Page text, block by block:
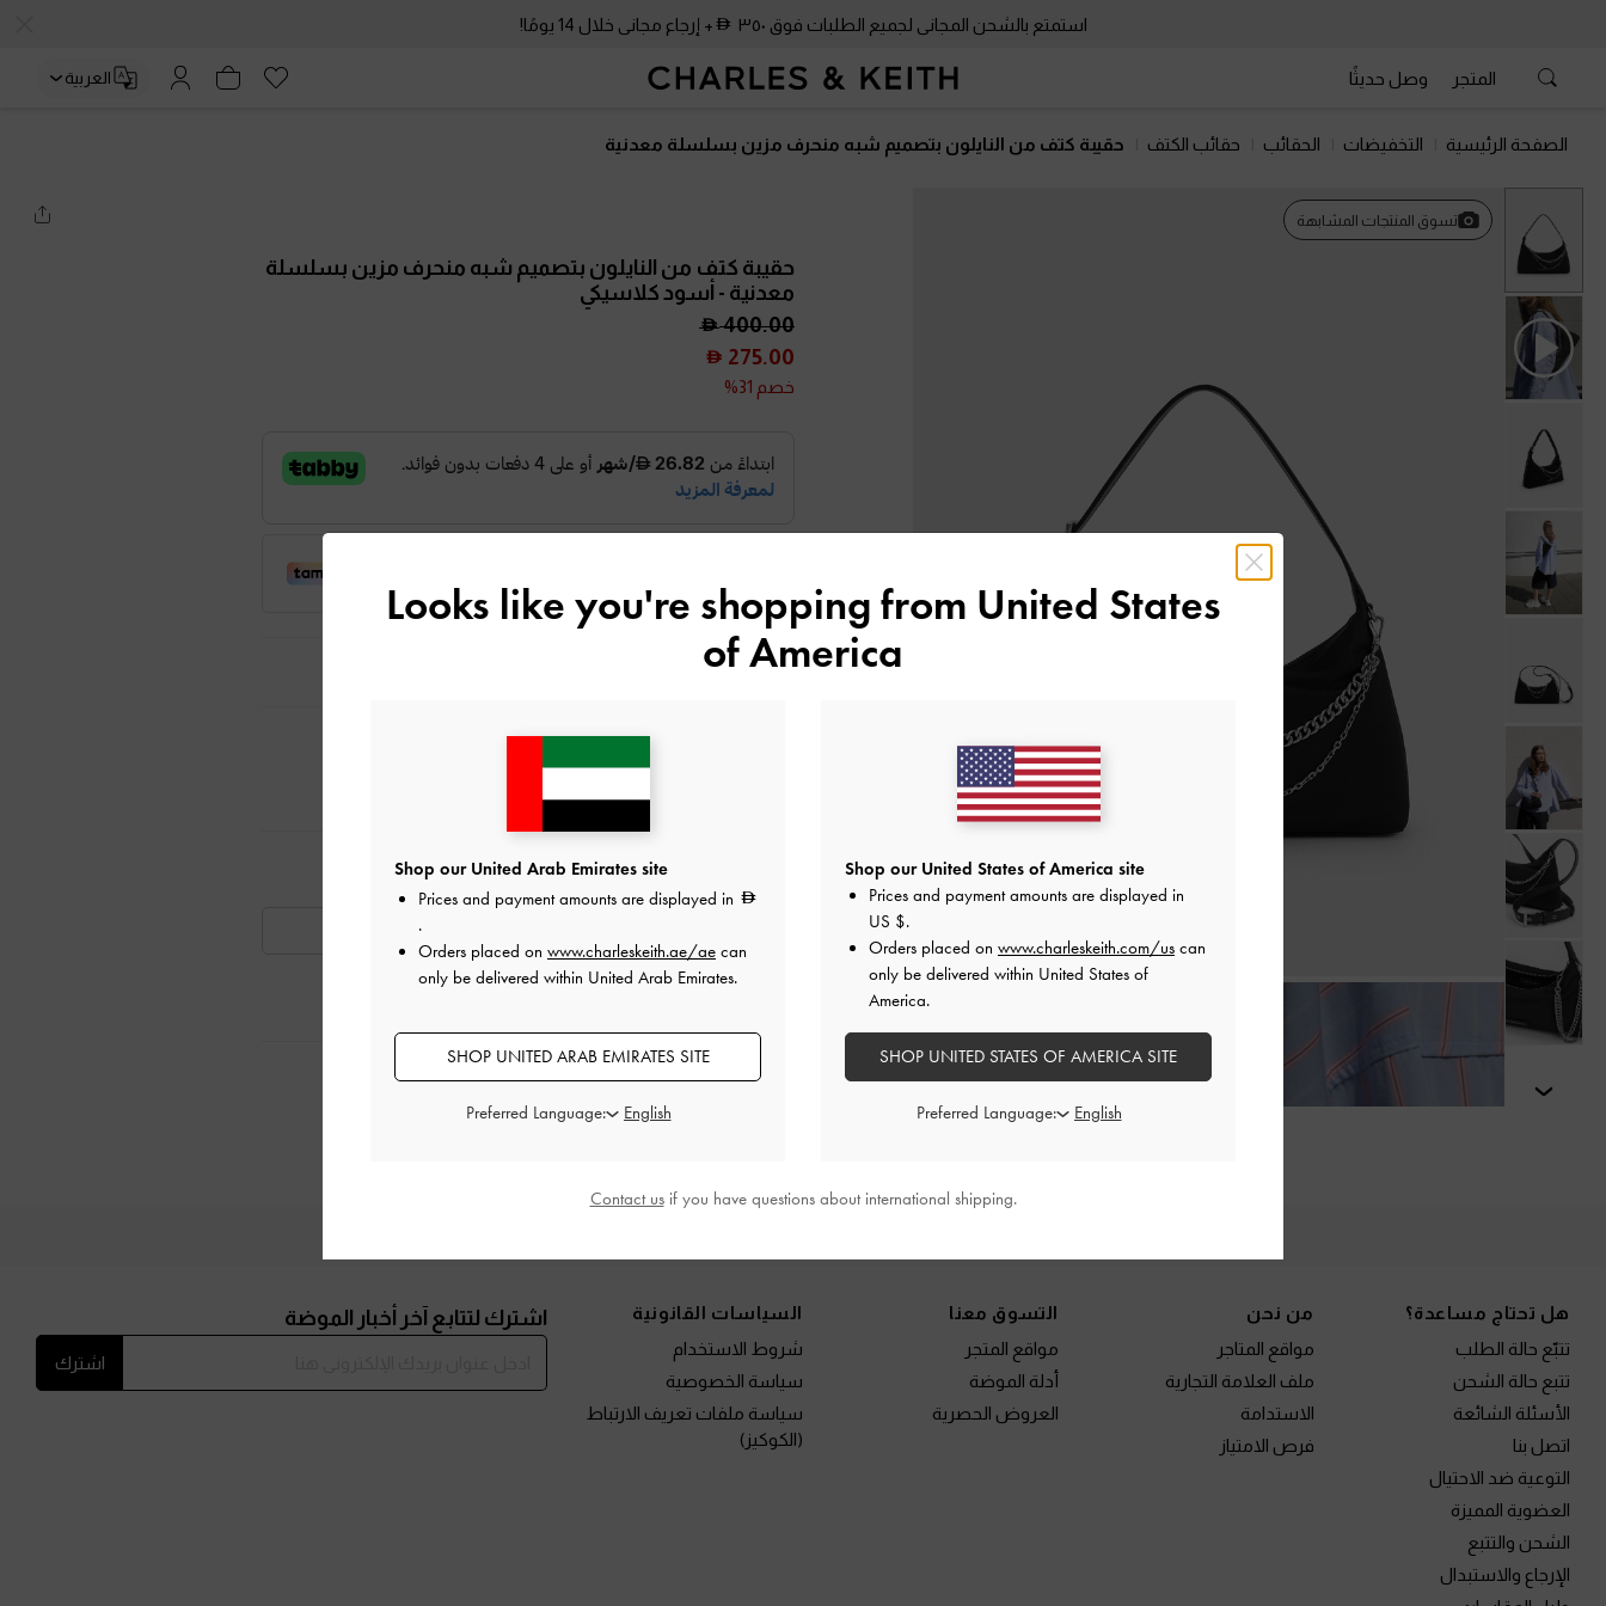
استمتع بالشحن المجاني لجميع الطلبات فوق ٣٥٠ + إرجاع مجاني خلال 14 يومًا!
المتجر وصل حديثًا العربية
الصفحة الرئيسية التخفيضات الحقائب حقائب الكتف حقيبة كتف من النايلون بتصميم شبه منحرف مزين بسلسلة معدنية
السابق تسوق المنتجات المشابهة
حقيبة كتف من النايلون بتصميم شبه منحرف مزين بسلسلة
معدنية - أسود كلاسيكي
400.00
275.00
خصم 31%
اللون: أسود كلاسيكي
هل أعجبكَ ما رأيت؟عرض منتجاتٍ مشابهة
ملاحظات المحرر
تفاصيل المنتج وتعليمات العناية
الشحن والإرجاع
هل تحتاج مساعدة؟
تتبّع حالة الطلب
تتبع حالة الشحن
الأسئلة الشائعة
اتصل بنا
التوعية ضد الاحتيال
العضوية المميزة
الشحن والتتبع
الإرجاع والاستبدال
من نحن
مواقع المتاجر
ملف العلامة التجارية
الاستدامة
فرص الامتياز
التسوق معنا
مواقع المتجر
أدلة الموضة
العروض الحصرية
السياسات القانونية
شروط الاستخدام
سياسة الخصوصية
سياسة ملفات تعريف الارتباط
(الكوكيز)
اشترك لتتابع آخر أخبار الموضة
اشترك
Looks like you're shopping from United States
of America
Shop our United Arab Emirates site
Prices and payment amounts are displayed in
.
Orders placed on www.charleskeith.ae/ae can
only be delivered within United Arab Emirates.
SHOP UNITED ARAB EMIRATES SITE
Preferred Language:
Shop our United States of America site
Prices and payment amounts are displayed in
US $.
Orders placed on www.charleskeith.com/us can
only be delivered within United States of
America.
SHOP UNITED STATES OF AMERICA SITE
Preferred Language:
Contact usif you have questions about international shipping.